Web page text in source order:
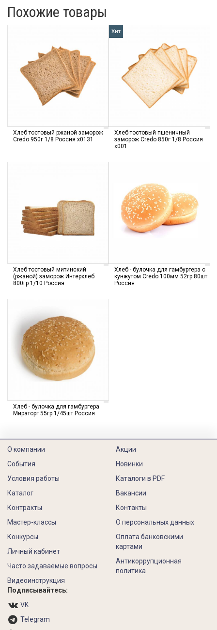
Похожие товары
Хлеб тостовый ржаной заморож
Credo 950г 1/8 Россия х0131
Хит
Хлеб тостовый пшеничный
заморож Credo 850г 1/8 Россия
х001
Хлеб тостовый митинский
(ржаной) заморож Интерхлеб
800гр 1/10 Россия
Хлеб - булочка для гамбургера с
кунжутом Credo 100мм 52гр 80шт
Россия
Хлеб - булочка для гамбургера
Мираторг 55гр 1/45шт Россия
О компании
События
Условия работы
Каталог
Контракты
Акции
Новинки
Каталоги в PDF
Вакансии
Контакты
Мастер-классы
Конкурсы
Личный кабинет
Часто задаваемые вопросы
Видеоинструкция
О персональных данных
Оплата банковскими
картами
Антикоррупционная
политика
Подписывайтесь:
VK
Telegram